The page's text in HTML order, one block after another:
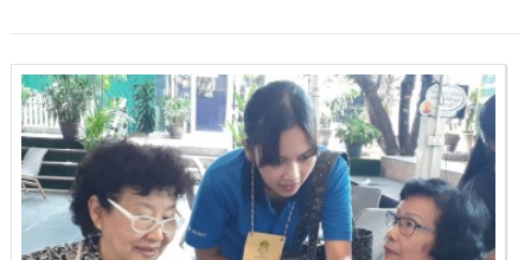
และ
ชั้น
อาคาร
มูลนิธิ
อาสา
สมัคร
เพื่อ
สังคม